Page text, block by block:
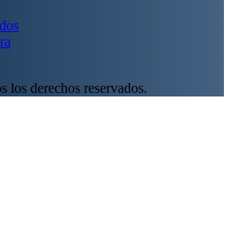
los derechos reservados.